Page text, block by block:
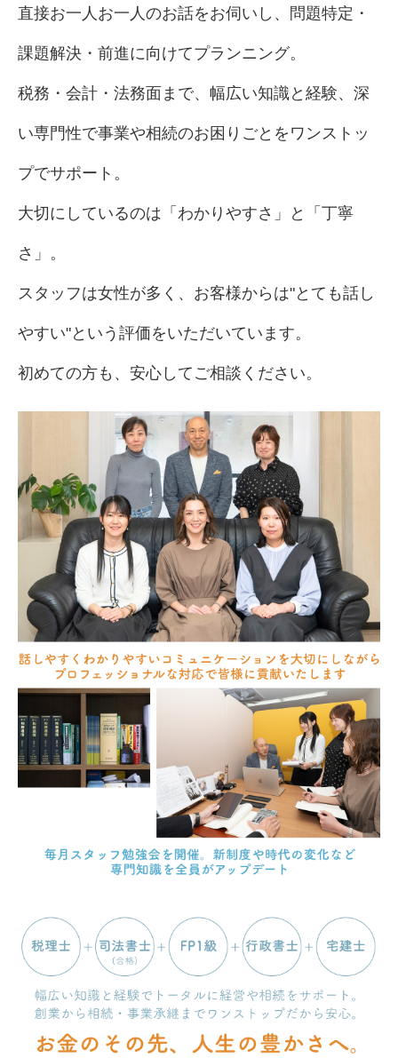
直接お一人お一人のお話をお伺いし、問題特定・
課題解決・前進に向けてプランニング。
税務・会計・法務面まで、幅広い知識と経験、深
い専門性で事業や相続のお困りごとをワンストッ
プでサポート。
大切にしているのは「わかりやすさ」と「丁寧
さ」。
スタッフは女性が多く、お客様からは"とても話し
やすい"という評価をいただいています。
初めての方も、安心してご相談ください。